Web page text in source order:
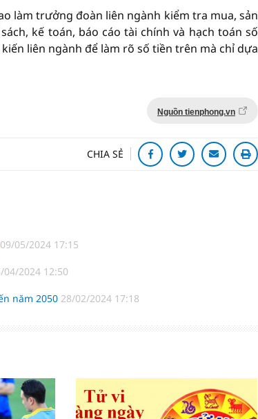
làm trưởng đoàn liên ngành kiểm tra mua, sản
kế toán, báo cáo tài chính và hạch toán số
liên ngành để làm rõ số tiền trên mà chỉ dựa
Nguồn tienphong.vn
CHIA SẺ
09/05/2024 17:15
04/2024 12:50
năm 2050 28/02/2024 17:18